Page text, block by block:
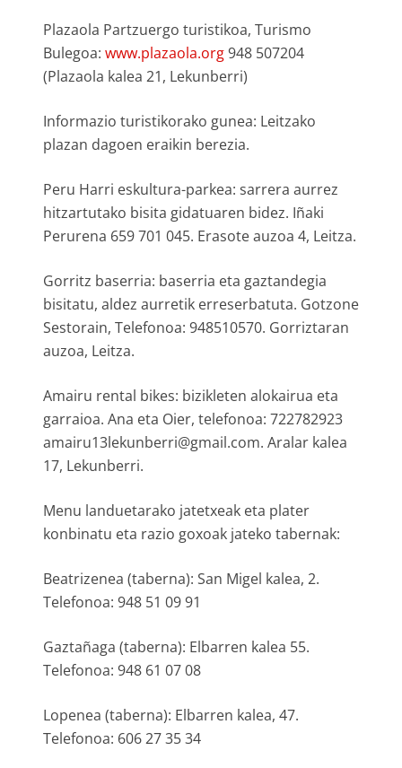
Plazaola Partzuergo turistikoa, Turismo
Bulegoa: www.plazaola.org948 507204
(Plazaola kalea 21, Lekunberri)
Informazio turistikorako gunea: Leitzako
plazan dagoen eraikin berezia.
Peru Harri eskultura-parkea: sarrera aurrez
hitzartutako bisita gidatuaren bidez. Iñaki
Perurena 659 701 045. Erasote auzoa 4, Leitza.
Gorritz baserria: baserria eta gaztandegia
bisitatu, aldez aurretik erreserbatuta. Gotzone
Sestorain, Telefonoa: 948510570. Gorriztaran
auzoa, Leitza.
Amairu rental bikes: bizikleten alokairua eta
garraioa. Ana eta Oier, telefonoa: 722782923
amairu13lekunberri@gmail.com. Aralar kalea
17, Lekunberri.
Menu landuetarako jatetxeak eta plater
konbinatu eta razio goxoak jateko tabernak:
Beatrizenea (taberna): San Migel kalea, 2.
Telefonoa: 948 51 09 91
Gaztañaga (taberna): Elbarren kalea 55.
Telefonoa: 948 61 07 08
Lopenea (taberna): Elbarren kalea, 47.
Telefonoa: 606 27 35 34